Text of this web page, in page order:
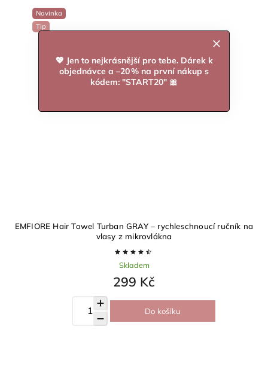
💖 Jen to nejkrásnější pro tebe. Dárek k
objednávce a –20 % na první nákup s
kódem: "START20" 🎀
Novinka
Tip
EMFIORE Hair Towel Turban GRAY – rychleschnoucí ručník na
vlasy z mikrovlákna
Skladem
299 Kč
Do košíku